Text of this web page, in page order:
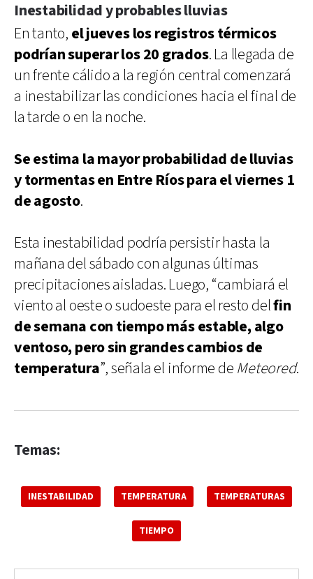
Inestabilidad y probables lluvias
En tanto, el jueves los registros térmicos
podrían superar los 20 grados. La llegada de
un frente cálido a la región central comenzará
a inestabilizar las condiciones hacia el final de
la tarde o en la noche.
Se estima la mayor probabilidad de lluvias
y tormentas en Entre Ríos para el viernes 1
de agosto.
Esta inestabilidad podría persistir hasta la
mañana del sábado con algunas últimas
precipitaciones aisladas. Luego, “cambiará el
viento al oeste o sudoeste para el resto delfin
de semana con tiempo más estable, algo
ventoso, pero sin grandes cambios de
temperatura”, señala el informe de Meteored.
Temas:
INESTABILIDAD TEMPERATURA TEMPERATURAS
TIEMPO